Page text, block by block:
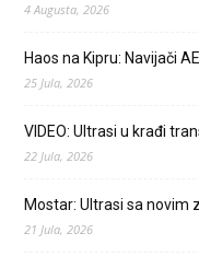
4 Augusta, 2026
Haos na Kipru: Navijači
25 Jula, 2026
VIDEO: Ultrasi u krađi
22 Jula, 2026
Mostar: Ultrasi sa novim
21 Jula, 2026